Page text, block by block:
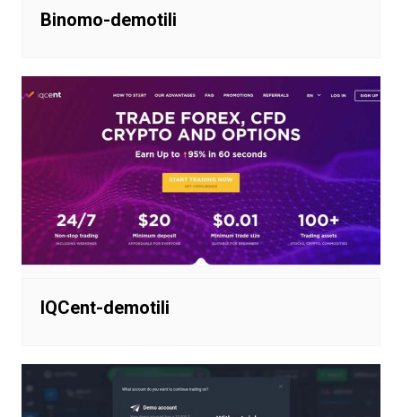
Binomo-demotili
IQCent-demotili